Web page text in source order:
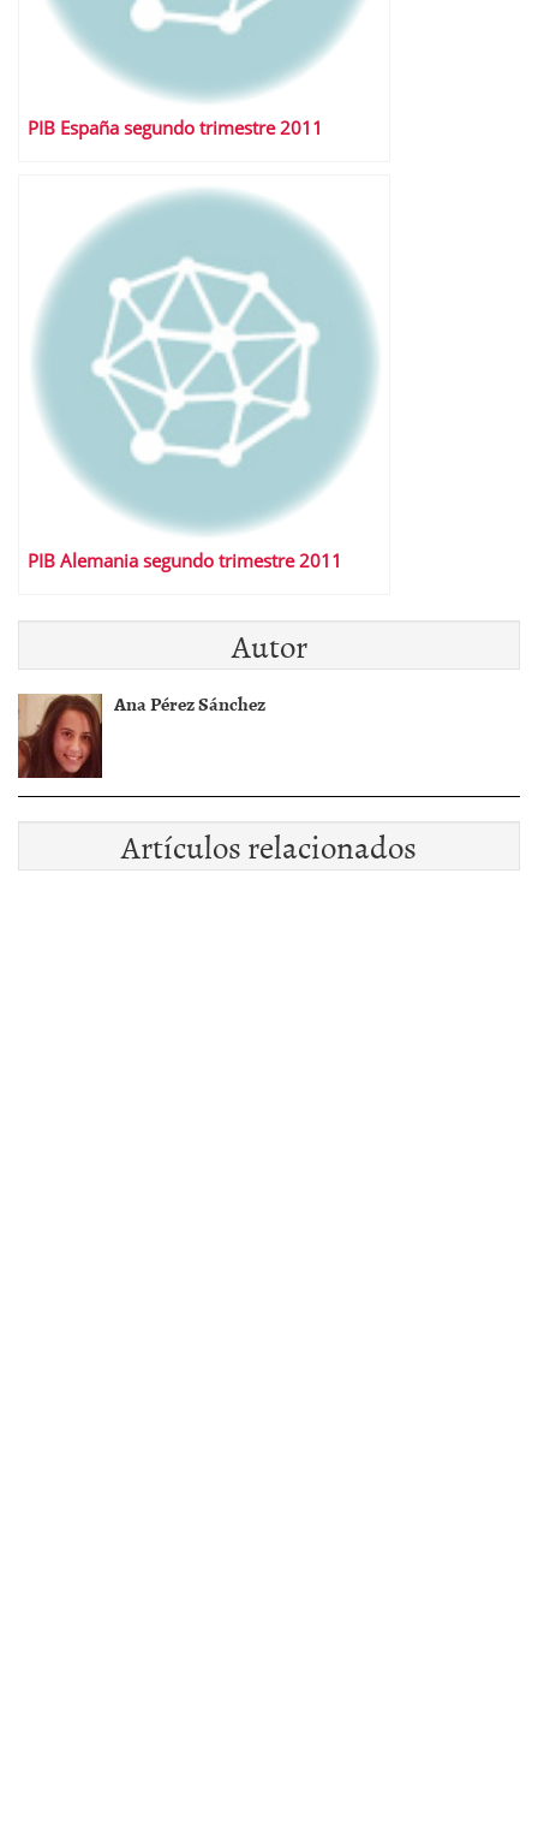
PIB España segundo trimestre 2011
PIB Alemania segundo trimestre 2011
Autor
Ana Pérez Sánchez
Artículos relacionados